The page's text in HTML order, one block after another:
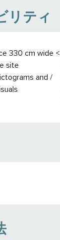
リティ
330 cm wide <
site
and /